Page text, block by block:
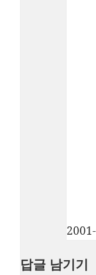
작
일
답글 남기기